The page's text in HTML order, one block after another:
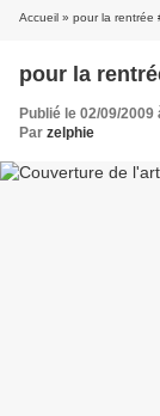
Accueil » pour la rentrée
pour la
Publié le 02/09/2009
Par zelphie